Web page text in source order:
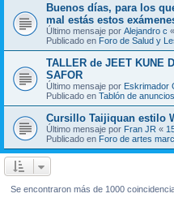
Buenos días, para los
mal estás estos
Último mensaje por Alejandro c «
Publicado en Foro de Salud y
TALLER de JEET KUNE
SAFOR
Último mensaje por Eskrimador
Publicado en Tablón de anuncios
Cursillo Taijiquan estilo
Último mensaje por Fran JR «
Publicado en Foro de artes
Se encontraron más de 1000